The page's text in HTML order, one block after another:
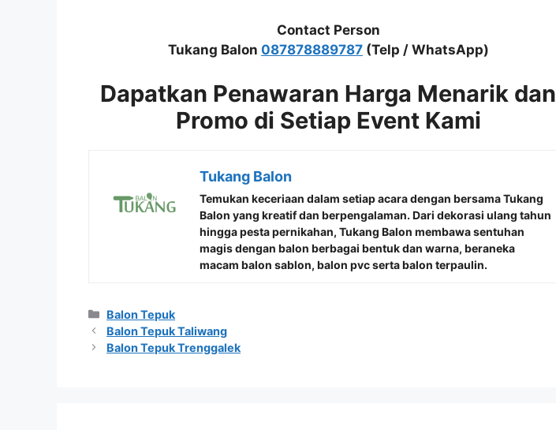
Contact Person
Tukang Balon 087878889787(Telp / WhatsApp)
Dapatkan Penawaran Harga Menarik dan
Promo di Setiap Event Kami
Tukang Balon
Temukan keceriaan dalam setiap acara dengan bersamaTukang
Balon yang kreatif dan berpengalaman. Dari dekorasi ulang tahun
hingga pesta pernikahan, Tukang Balon membawa sentuhan
magis dengan balon berbagai bentuk dan warna, beraneka
macam balon sablon, balon pvc serta balon terpaulin.
Kategori
Balon Tepuk
Balon Tepuk Taliwang
Balon Tepuk Trenggalek